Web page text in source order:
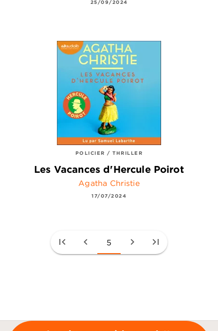
25/09/2024
POLICIER / THRILLER
Les Vacances d'Hercule Poirot
Agatha Christie
17/07/2024
first_page chevron_left 5 chevron_right last_page